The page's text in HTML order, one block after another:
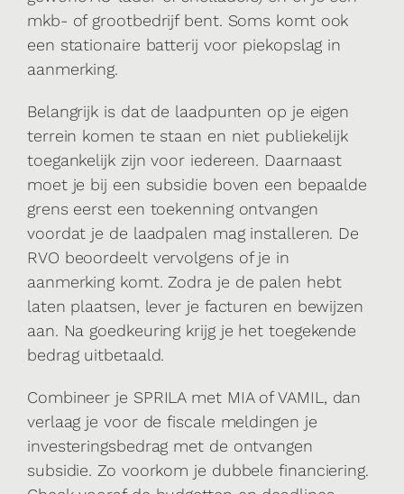
mkb- of grootbedrijf bent. Soms komt ook
een stationaire batterij voor piekopslag in
aanmerking.
Belangrijk is dat de laadpunten op je eigen
terrein komen te staan en niet publiekelijk
toegankelijk zijn voor iedereen. Daarnaast
moet je bij een subsidie boven een bepaalde
grens eerst een toekenning ontvangen
voordat je de laadpalen mag installeren. De
RVO beoordeelt vervolgens of je in
aanmerking komt. Zodra je de palen hebt
laten plaatsen, lever je facturen en bewijzen
aan. Na goedkeuring krijg je het toegekende
bedrag uitbetaald.
Combineer je SPRILA met MIA of VAMIL, dan
verlaag je voor de fiscale meldingen je
investeringsbedrag met de ontvangen
subsidie. Zo voorkom je dubbele financiering.